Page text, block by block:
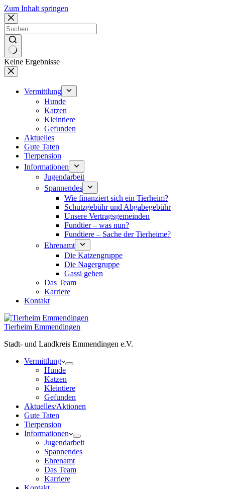
Zum Inhalt springen
Keine Ergebnisse
Vermittlung
Hunde
Katzen
Kleintiere
Gefunden
Aktuelles
Gute Taten
Tierpension
Informationen
Jugendarbeit
Spannendes
Wie finanziert sich ein Tierheim?
Schutzgebühr und Abgabegebühr
Unsere Vertragsgemeinden
Fundtier – was nun?
Fundtiere – Sache der Tierheime?
Ehrenamt
Die Katzengruppe
Die Nagergruppe
Gassi gehen
Das Team
Karriere
Kontakt
Tierheim Emmendingen
Stadt- und Landkreis Emmendingen e.V.
Vermittlung
Hunde
Katzen
Kleintiere
Gefunden
Aktuelles/Aktionen
Gute Taten
Tierpension
Informationen
Jugendarbeit
Spannendes
Ehrenamt
Das Team
Karriere